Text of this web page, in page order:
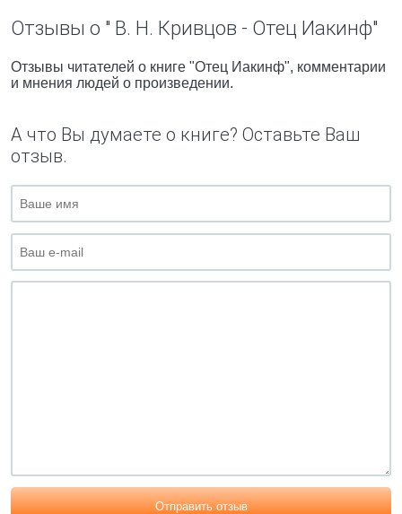
Отзывы о " В. Н. Кривцов - Отец Иакинф"
Отзывы читателей о книге "Отец Иакинф", комментарии
и мнения людей о произведении.
А что Вы думаете о книге? Оставьте Ваш
отзыв.
Отправить отзыв